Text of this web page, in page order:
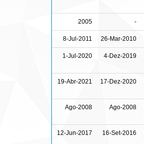
2005 -
8-Jul-2011 26-Mar-2010
1-Jul-2020 4-Dez-2019
19-Abr-2021 17-Dez-2020
Ago-2008 Ago-2008
12-Jun-2017 16-Set-2016